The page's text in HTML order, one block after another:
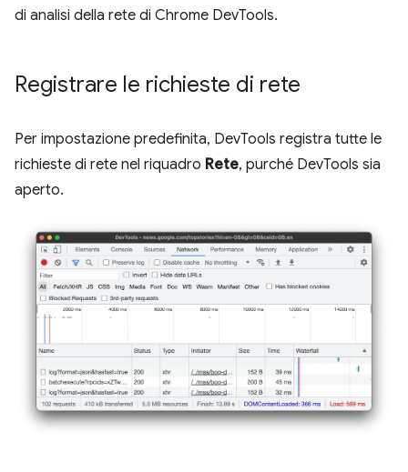
di analisi della rete di Chrome DevTools.
Registrare le richieste di rete
Per impostazione predefinita, DevTools registra tutte le
richieste di rete nel riquadro Rete, purché DevTools sia
aperto.